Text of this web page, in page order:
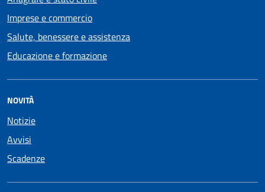
Imprese e commercio
Salute, benessere e assistenza
Educazione e formazione
NOVITÀ
Notizie
Avvisi
Scadenze